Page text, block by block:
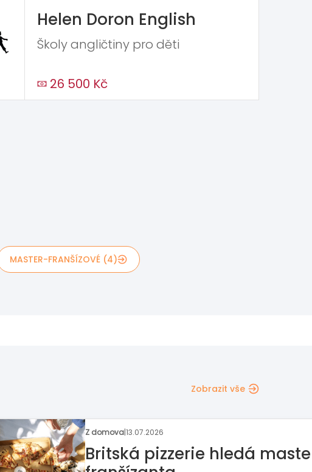
Helen Doron English
Školy angličtiny pro děti
26 500 Kč
MASTER-FRANŠÍZOVÉ (4)
Zobrazit vše
Rozhovor týdne 06.07.2026